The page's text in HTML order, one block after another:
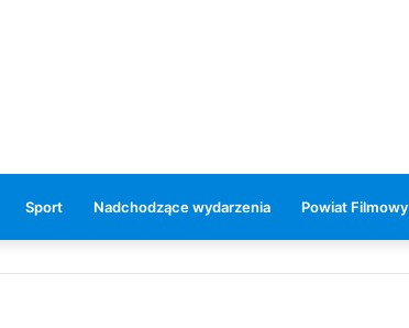
Sport Nadchodzące wydarzenia Powiat Filmowy